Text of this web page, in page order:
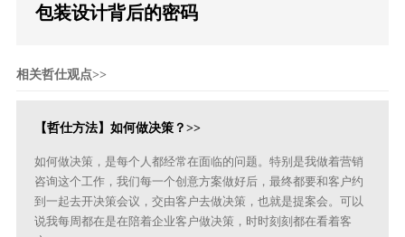
包装设计背后的密码
相关哲仕观点>>
【哲仕方法】如何做决策？>>
如何做决策，是每个人都经常在面临的问题。特别是我做着营销
咨询这个工作，我们每一个创意方案做好后，最终都要和客户约
到一起去开决策会议，交由客户去做决策，也就是提案会。可以
说我每周都在是在陪着企业客户做决策，时时刻刻都在看着客